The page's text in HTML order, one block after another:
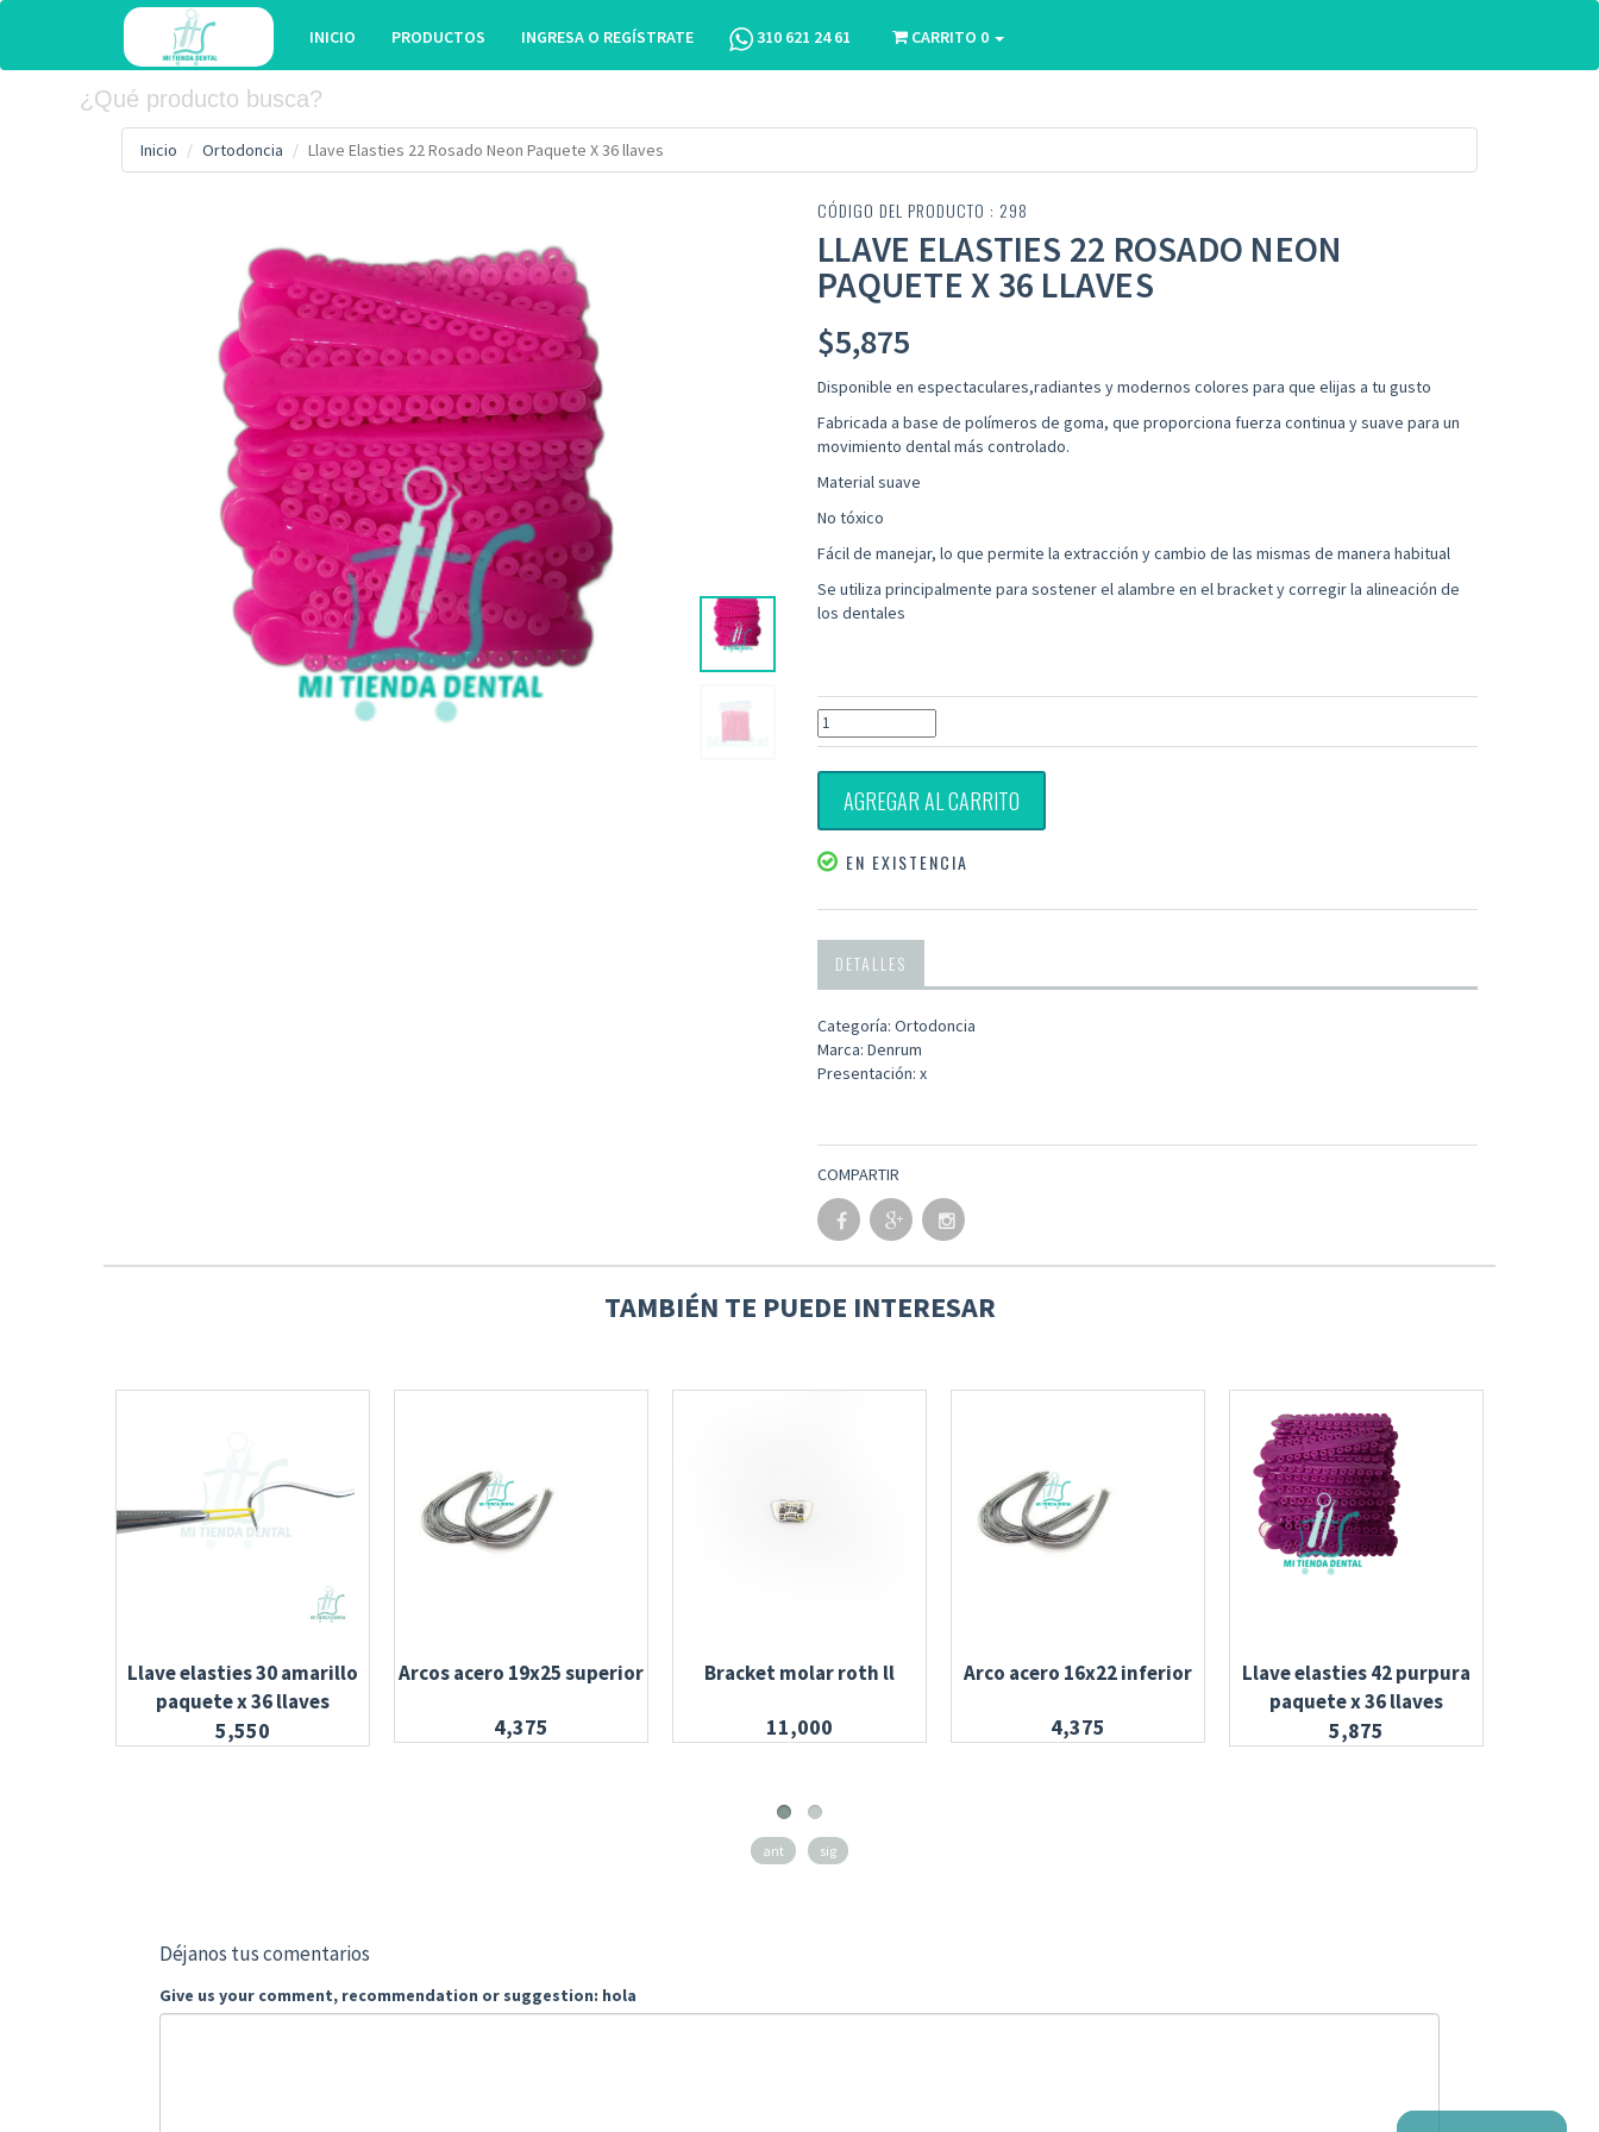
INICIO PRODUCTOS INGRESA O REGÍSTRATE 310 621 24 61 CARRITO 0
Inicio Ortodoncia Llave Elasties 22 Rosado Neon Paquete X 36 llaves
CÓDIGO DEL PRODUCTO : 298
LLAVE ELASTIES 22 ROSADO NEON
PAQUETE X 36 LLAVES
$5,875
Disponible en espectaculares,radiantes y modernos colores para que elijas a tu gusto
Fabricada a base de polímeros de goma, que proporciona fuerza continua y suave para un
movimiento dental más controlado.
Material suave
No tóxico
Fácil de manejar, lo que permite la extracción y cambio de las mismas de manera habitual
Se utiliza principalmente para sostener el alambre en el bracket y corregir la alineación de
los dentales
AGREGAR AL CARRITO
EN EXISTENCIA
DETALLES
Categoría: Ortodoncia
Marca: Denrum
Presentación: x
COMPARTIR
TAMBIÉN TE PUEDE INTERESAR
Llave elasties 30 amarillo
paquete x 36 llaves
5,550
Arcos acero 19x25 superior
4,375
Bracket molar roth ll
11,000
Arco acero 16x22 inferior
4,375
Llave elasties 42 purpura
paquete x 36 llaves
5,875
ant sig
Déjanos tus comentarios
Give us your comment, recommendation or suggestion: hola